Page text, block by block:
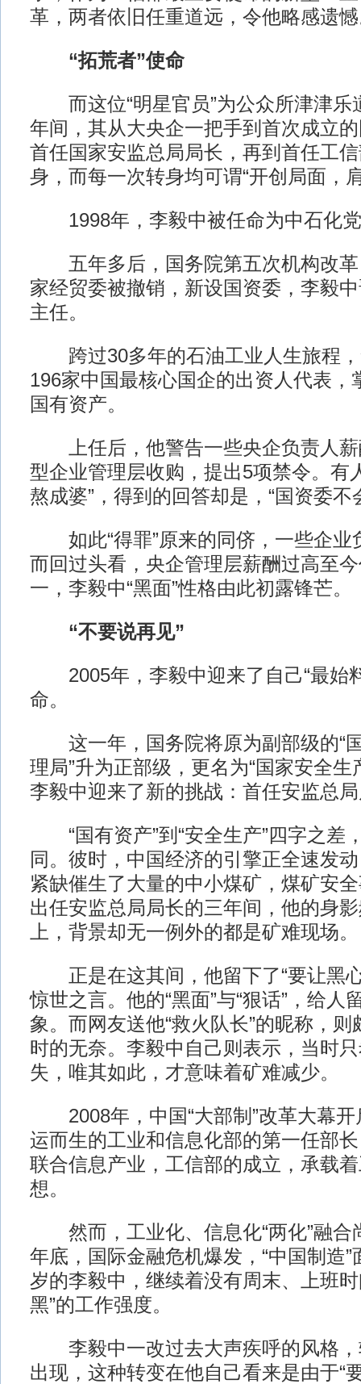
革，两者依旧任重道远，令他略感遗
“拓荒者”使命
而这位“明星官员”为公众所津津乐
年间，其从大央企一把手到首次成立
首任国家安监总局局长，再到首任工
身，而每一次转身均可谓“开创局面，
1998年，李毅中被任命为中石化党
五年多后，国务院第五次机构改革
家经贸委被撤销，新设国资委，李毅
主任。
跨过30多年的石油工业人生旅程，
196家中国最核心国企的出资人代表，
国有资产。
上任后，他警告一些央企负责人薪
型企业管理层收购，提出5项禁令。有
熬成婆”，得到的回答却是，“国资委不
如此“得罪”原来的同侪，一些企业
而回过头看，央企管理层薪酬过高至
一，李毅中“黑面”性格由此初露锋芒。
“不要说再见”
2005年，李毅中迎来了自己“最始
命。
这一年，国务院将原为副部级的“
理局”升为正部级，更名为“国家安全生
李毅中迎来了新的挑战：首任安监总
“国有资产”到“安全生产”四字之差
同。彼时，中国经济的引擎正全速发
紧缺催生了大量的中小煤矿，煤矿安
出任安监总局局长的三年间，他的身
上，背景却无一例外的都是矿难现场。
正是在这其间，他留下了“要让黑
惊世之言。他的“黑面”与“狠话”，给人
象。而网友送他“救火队长”的昵称，
时的无奈。李毅中自己则表示，当时
失，唯其如此，才意味着矿难减少。
2008年，中国“大部制”改革大幕开
运而生的工业和信息化部的第一任部
联合信息产业，工信部的成立，承载
想。
然而，工业化、信息化“两化”融合
年底，国际金融危机爆发，“中国制造
岁的李毅中，继续着没有周末、上班时
黑”的工作强度。
李毅中一改过去大声疾呼的风格，
出现，这种转变在他自己看来是由于“